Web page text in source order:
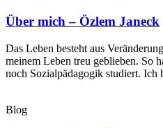
Über mich – Özlem Janeck
Das Leben besteht aus
meinem Leben treu geblieben. So
noch Sozialpädagogik studiert. Ich
Blog